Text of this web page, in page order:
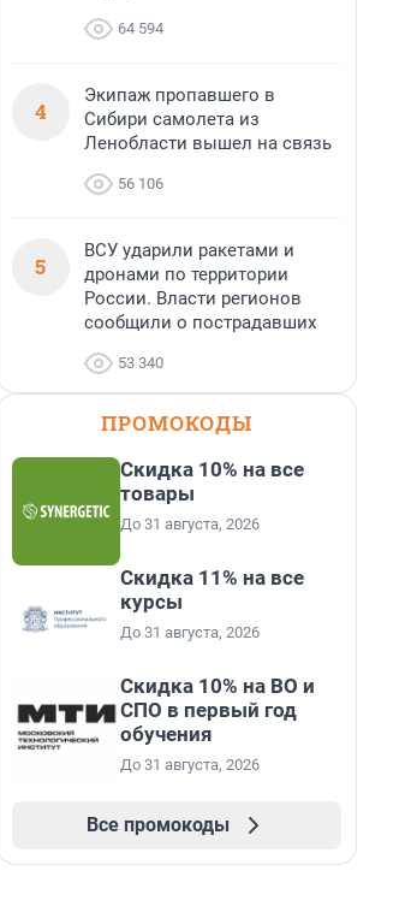
На водоёмах Ленобласти
станции МегаФона
Инженеры МегаФона установили телеком-
64 594
4
Экипаж пропавшего в
Сибири самолета из
Ленобласти вышел на связь
56 106
5
ВСУ ударили ракетами и
дронами по территории
России. Власти регионов
сообщили о пострадавших
53 340
ПРОМОКОДЫ
Скидка 10% на все
товары
До 31 августа, 2026
Скидка 11% на все
курсы
До 31 августа, 2026
Скидка 10% на ВО и
СПО в первый год
обучения
До 31 августа, 2026
Все промокоды